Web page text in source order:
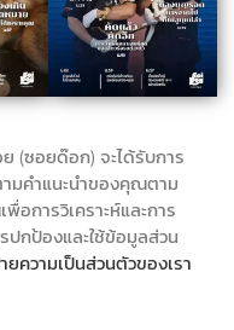
(ซอยด๊อก) จะได้รับการ
ามคำแนะนำของคุณตาม
อการวิเคราะห์และการ
ปกป้องและใช้ข้อมูลส่วน
ยความเป็นส่วนตัวของเรา